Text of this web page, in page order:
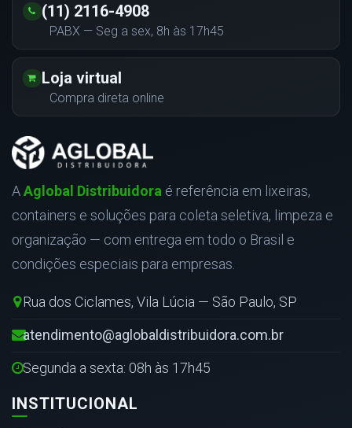
(11) 2116-4908
PABX — Seg a sex, 8h às 17h45
Loja virtual
Compra direta online
AAglobal Distribuidora é referência em lixeiras,
containers e soluções para coleta seletiva, limpeza e
organização — com entrega em todo o Brasil e
condições especiais para empresas.
Rua dos Ciclames, Vila Lúcia — São Paulo, SP
atendimento@aglobaldistribuidora.com.br
Segunda a sexta: 08h às 17h45
INSTITUCIONAL